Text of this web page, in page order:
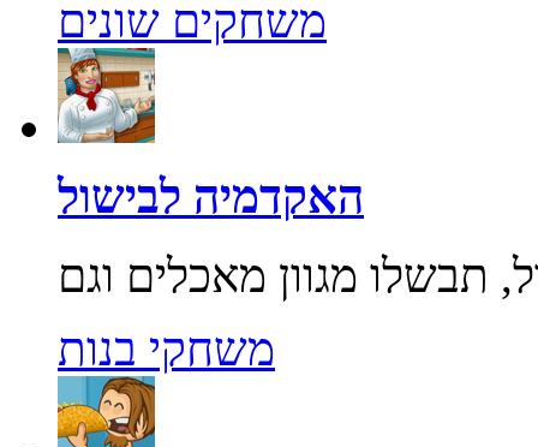
משחקים שונים
האקדמיה לבישול
משחקי בנות